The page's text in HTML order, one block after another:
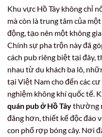
Khu vực Hồ Tây không chỉ
mà còn là trung tâm của
động, tạo nên một không
Chính sự pha trộn này đã
cách pub riêng biệt tại đây,
nhau từ du khách ba lô,
tại Việt Nam cho đến các
nghiệm không khí quốc tế.
quán pub ở Hồ Tâythường
đãng hơn, thiết kế độc đáo
con phố rợp bóng cây. Nơi